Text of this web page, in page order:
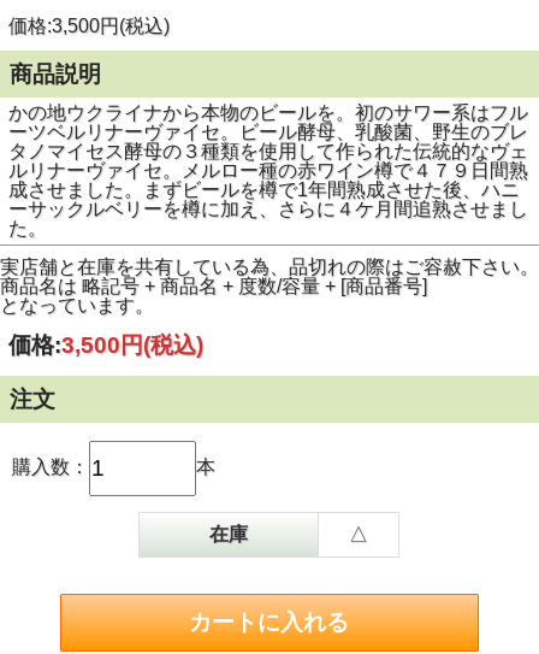
価格:3,500円(税込)
商品説明
かの地ウクライナから本物のビールを。初のサワー系はフル
ーツベルリナーヴァイセ。ビール酵母、乳酸菌、野生のブレ
タノマイセス酵母の３種類を使用して作られた伝統的なヴェ
ルリナーヴァイセ。メルロー種の赤ワイン樽で４７９日間熟
成させました。まずビールを樽で1年間熟成させた後、ハニ
ーサックルベリーを樽に加え、さらに４ケ月間追熟させまし
た。
実店舗と在庫を共有している為、品切れの際はご容赦下さい。
商品名は 略記号 + 商品名 + 度数/容量 + [商品番号]
となっています。
価格:3,500円(税込)
注文
購入数： 本
在庫 △